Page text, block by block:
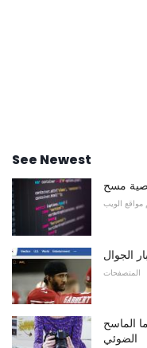
See Newest
الويب
المتصفحات
الماسح
الضوئي